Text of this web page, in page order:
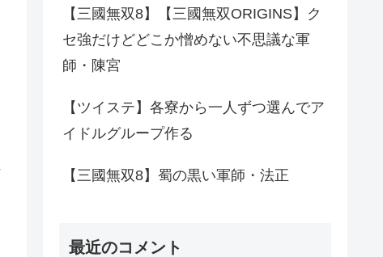
【三國無双8】【三國無双ORIGINS】ク
セ強だけどどこか憎めない不思議な軍
師・陳宮
【ツイステ】各寮から一人ずつ選んでア
イドルグループ作る
【三國無双8】蜀の黒い軍師・法正
最近のコメント